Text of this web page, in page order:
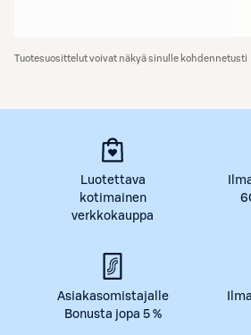
Tuotesuosittelut voivat näkyä sinulle kohdennetusti
Luotettava
kotimainen
verkkokauppa
Asiakasomistajalle
Bonusta jopa 5 %